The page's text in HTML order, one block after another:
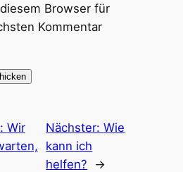
Browser für
Kommentar
Wir
Nächster:Wie
kann ich
helfen?
→